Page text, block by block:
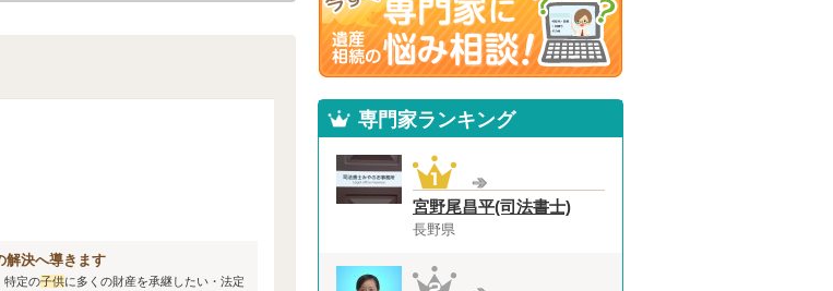
解決へ導きます
特定の子供に多くの財産を承継したい・法定
専門家ランキング
宮野尾昌平(司法書士)
長野県